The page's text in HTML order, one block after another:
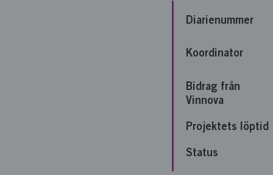
Diarienummer
Koordinator
Bidrag från
Vinnova
Projektets löptid
Status